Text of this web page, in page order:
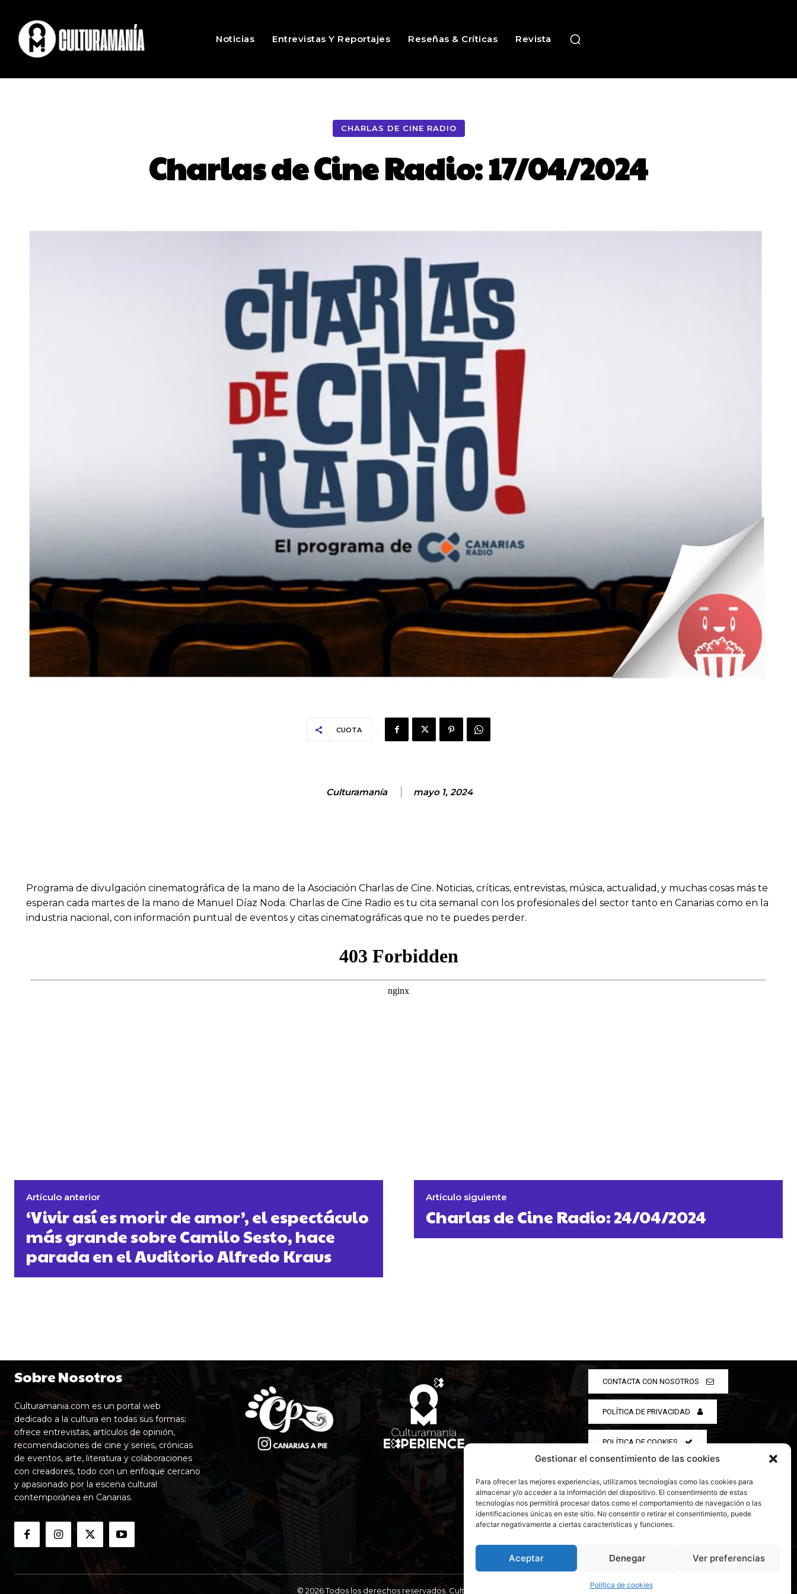
Gestionar el consentimiento de las cookies
Para ofrecer las mejores experiencias, utilizamos tecnologías como las cookies para
almacenar y/o acceder a la información del dispositivo. El consentimiento de estas
tecnologías nos permitirá procesar datos como el comportamiento de navegación o las
identificaciones únicas en este sitio. No consentir o retirar el consentimiento, puede
afectar negativamente a ciertas características y funciones.
Aceptar Denegar Ver preferencias
Política de cookies
Noticias Entrevistas Y Reportajes Reseñas & Críticas Revista
CHARLAS DE CINE RADIO
Charlas de Cine Radio: 17/04/2024
CUOTA
Culturamanía mayo 1, 2024
Programa de divulgación cinematográfica de la mano de la Asociación Charlas de Cine. Noticias, críticas, entrevistas, música, actualidad, y muchas cosas más te
esperan cada martes de la mano de Manuel Díaz Noda. Charlas de Cine Radio es tu cita semanal con los profesionales del sector tanto en Canarias como en la
industria nacional, con información puntual de eventos y citas cinematográficas que no te puedes perder.
Artículo anterior
‘Vivir así es morir de amor’, el espectáculo
más grande sobre Camilo Sesto, hace
parada en el Auditorio Alfredo Kraus
Artículo siguiente
Charlas de Cine Radio: 24/04/2024
Sobre Nosotros
Culturamania.com es un portal web
dedicado a la cultura en todas sus formas:
ofrece entrevistas, artículos de opinión,
recomendaciones de cine y series, crónicas
de eventos, arte, literatura y colaboraciones
con creadores, todo con un enfoque cercano
y apasionado por la escena cultural
contemporánea en Canarias.
CONTACTA CON NOSOTROS
POLÍTICA DE PRIVACIDAD
POLÍTICA DE COOKIES
© 2026 Todos los derechos reservados. Culturamanía